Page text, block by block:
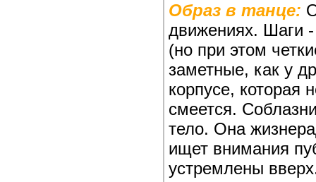
Образ в танце:
движениях. Шаги
(но при этом
заметные, как у
корпусе, которая
смеется.
тело. Она
ищет внимания
устремлены